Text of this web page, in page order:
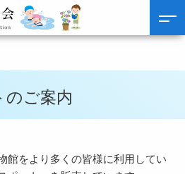
のご案内
館をより多くの皆様に利用してい